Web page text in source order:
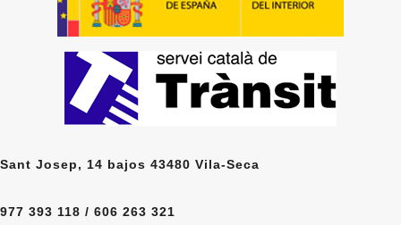
Sant Josep, 14 bajos 43480 Vila-Seca
977 393 118 / 606 263 321